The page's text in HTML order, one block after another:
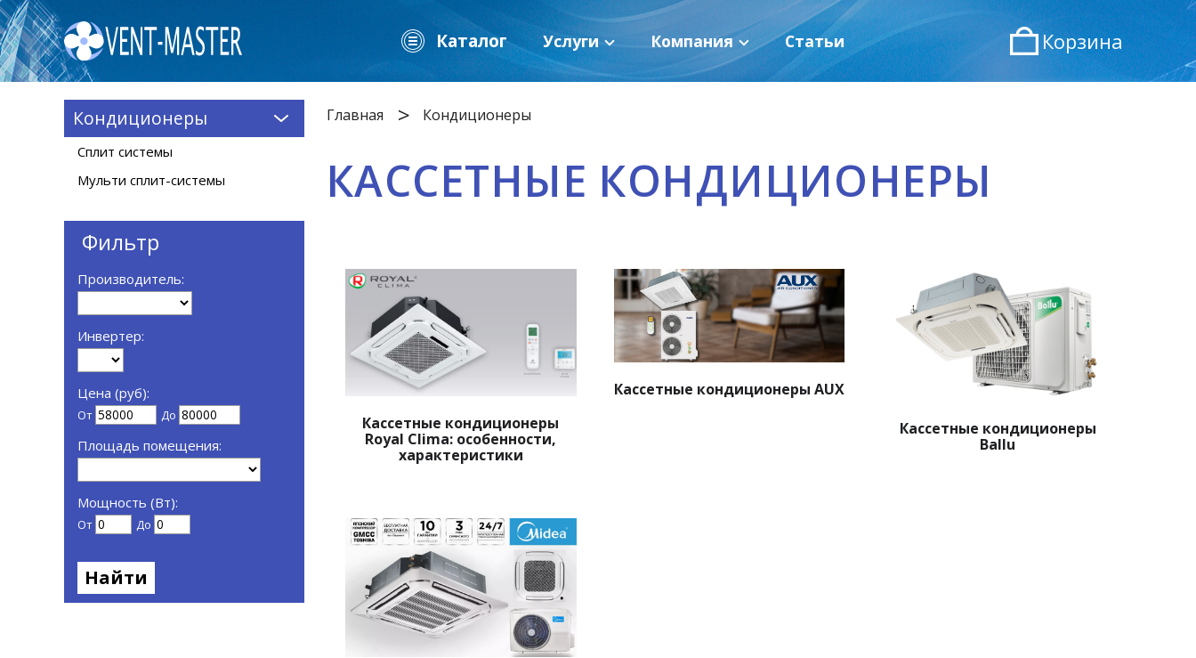
Каталог Услуги Компания Статьи Корзина
Главная Кондиционеры
КАССЕТНЫЕ КОНДИЦИОНЕРЫ
Кассетные кондиционеры
Royal Clima: особенности,
характеристики
Кассетные кондиционеры AUX
Кассетные кондиционеры
Ballu
Кондиционеры
Сплит системы
Мульти сплит-системы
Фильтр
Производитель:
Инвертер:
Цена (руб):
От До
Площадь помещения:
Мощность (Вт):
От До
Найти